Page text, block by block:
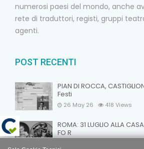
numerosi paesi del mondo, anche
rete di traduttori, registi, gruppi
agenti.
POST RECENTI
PIAN DI ROCCA,
Festi
26 May 26 418 Views
ROMA: 31 LUGLIO ALLA
FO R